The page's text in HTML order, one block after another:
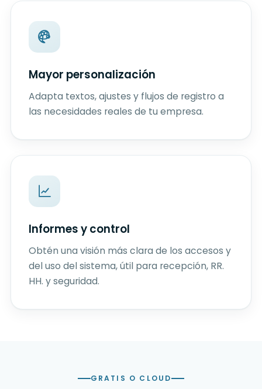
Mayor personalización
Adapta textos, ajustes y flujos de registro a
las necesidades reales de tu empresa.
Informes y control
Obtén una visión más clara de los accesos y
del uso del sistema, útil para recepción, RR.
HH. y seguridad.
GRATIS O CLOUD